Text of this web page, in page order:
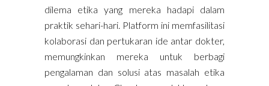
dilema etika yang mereka hadapi dalam
praktik sehari-hari. Platform ini memfasilitasi
kolaborasi dan pertukaran ide antar dokter,
memungkinkan mereka untuk berbagi
pengalaman dan solusi atas masalah etika